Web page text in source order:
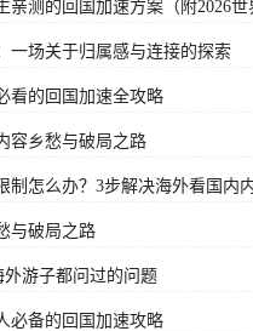
测的回国加速方案（附2026世
一场关于归属感与连接的探索
看的回国加速全攻略
容乡愁与破局之路
制怎么办？3步解决海外看国内
与破局之路
游子都问过的问题
必备的回国加速攻略